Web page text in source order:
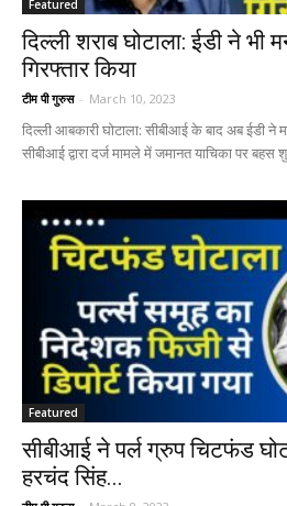
Featured
दिल्ली शराब घोटाला: ईडी ने भी
गिरफ्तार किया
टीम पी गुरुस - March 10, 2023
दिल्ली आबकारी घोटाला: सीबीआई के बाद अब ईडी ने
सीबीआई द्वारा दर्ज मामले में जमानत याचिका पर बहस
Featured
सीबीआई ने पर्ल ग्रुप चिटफंड
हरचंद सिंह...